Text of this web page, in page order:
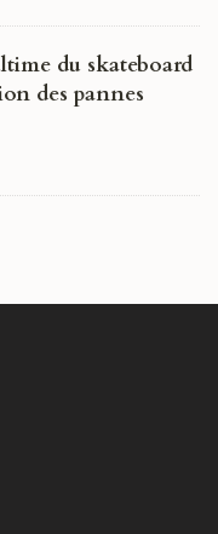
du skateboard
des pannes